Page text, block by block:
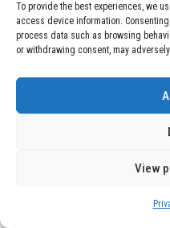
To provide the best experiences, we
access device information.
process data such as browsing
or withdrawing consent, may
View
BLOG
Devastadora
de Ancianos
TECNOLOGÍA
grabación
en apenas 5